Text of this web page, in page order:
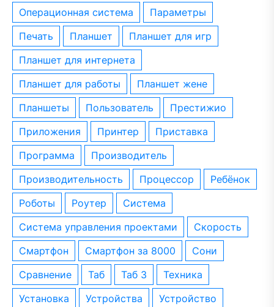
операционная система
параметры
печать
планшет
планшет для игр
планшет для интернета
планшет для работы
планшет жене
планшеты
пользователь
престижио
приложения
принтер
приставка
программа
производитель
производительность
процессор
ребёнок
роботы
роутер
система
система управления проектами
скорость
смартфон
смартфон за 8000
сони
сравнение
таб таб 3
техника
установка
устройства
устройство